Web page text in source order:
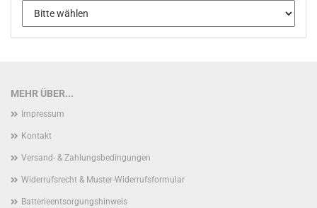
MEHR ÜBER...
Impressum
Kontakt
Versand- & Zahlungsbedingungen
Widerrufsrecht & Muster-Widerrufsformular
Batterieentsorgungshinweis